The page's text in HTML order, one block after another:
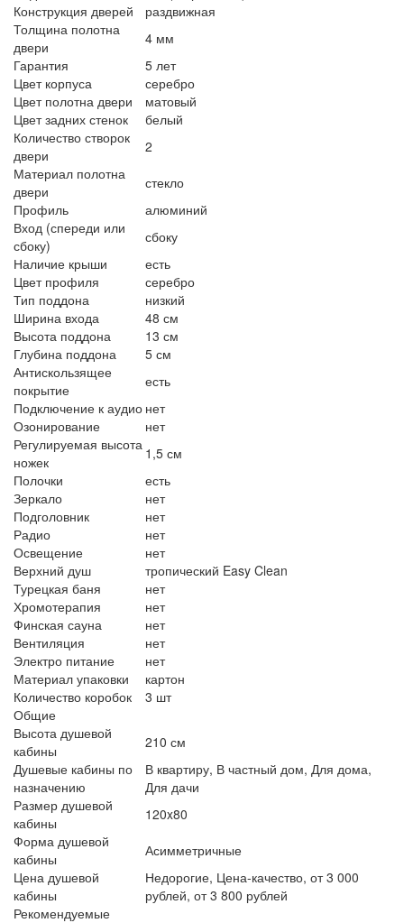
Конструкция дверей
раздвижная
Толщина полотна
двери
4 мм
Гарантия
5 лет
Цвет корпуса
серебро
Цвет полотна двери
матовый
Цвет задних стенок
белый
Количество створок
двери
2
Материал полотна
двери
стекло
Профиль
алюминий
Вход (спереди или
сбоку)
сбоку
Наличие крыши
есть
Цвет профиля
серебро
Тип поддона
низкий
Ширина входа
48 см
Высота поддона
13 см
Глубина поддона
5 см
Антискользящее
покрытие
есть
Подключение к аудио нет
Озонирование
нет
Регулируемая высота
ножек
1,5 см
Полочки
есть
Зеркало
нет
Подголовник
нет
Радио
нет
Освещение
нет
Верхний душ
тропический Easy Clean
Турецкая баня
нет
Хромотерапия
нет
Финская сауна
нет
Вентиляция
нет
Электро питание
нет
Материал упаковки
картон
Количество коробок
3 шт
Общие
Высота душевой
кабины
210 см
Душевые кабины по
назначению
В квартиру, В частный дом, Для дома,
Для дачи
Размер душевой
кабины
120x80
Форма душевой
кабины
Асимметричные
Цена душевой
кабины
Недорогие, Цена-качество, от 3 000
рублей, от 3 800 рублей
Рекомендуемые